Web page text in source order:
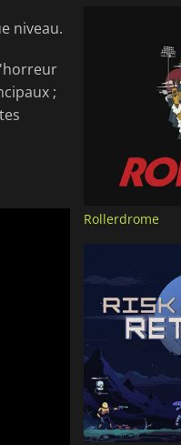
niveau.
;
Rollerdrome